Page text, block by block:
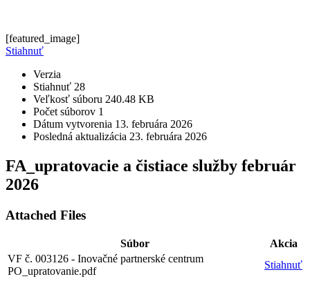
[featured_image]
Stiahnuť
Verzia
Stiahnuť 28
Veľkosť súboru 240.48 KB
Počet súborov 1
Dátum vytvorenia 13. februára 2026
Posledná aktualizácia 23. februára 2026
FA_upratovacie a čistiace služby február
2026
Attached Files
Súbor
Akcia
VF č. 003126 - Inovačné partnerské centrum
PO_upratovanie.pdf
Stiahnuť